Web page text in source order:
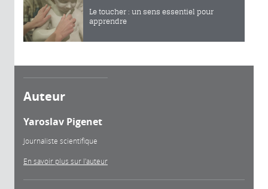
Le toucher : un sens essentiel pour
apprendre
Auteur
Yaroslav Pigenet
Journaliste scientifique
En savoir plus sur l'auteur